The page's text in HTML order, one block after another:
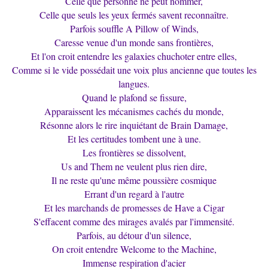
Celle que seuls les yeux fermés savent reconnaître.
Parfois souffle A Pillow of Winds,
Caresse venue d'un monde sans frontières,
Et l'on croit entendre les galaxies chuchoter entre elles,
Comme si le vide possédait une voix plus ancienne que toutes les
langues.
Quand le plafond se fissure,
Apparaissent les mécanismes cachés du monde,
Résonne alors le rire inquiétant de Brain Damage,
Et les certitudes tombent une à une.
Les frontières se dissolvent,
Us and Them ne veulent plus rien dire,
Il ne reste qu'une même poussière cosmique
Errant d'un regard à l'autre
Et les marchands de promesses de Have a Cigar
S'effacent comme des mirages avalés par l'immensité.
Parfois, au détour d'un silence,
On croit entendre Welcome to the Machine,
Immense respiration d'acier